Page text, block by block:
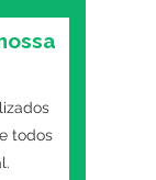
todos